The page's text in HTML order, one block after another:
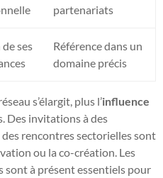
partenariats
ses
Référence dans un
domaine précis
s’élargit, plus l’influence
Des invitations à des
rencontres sectorielles sont
ou la co-création. Les
sont à présent essentiels pour